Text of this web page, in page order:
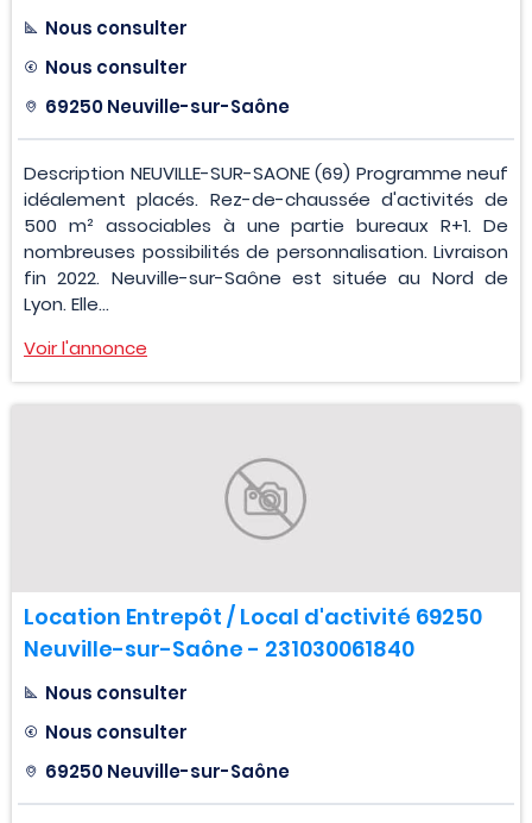
Nous consulter
Nous consulter
69250 Neuville-sur-Saône
Description NEUVILLE-SUR-SAONE (69) Programme neuf
idéalement placés. Rez-de-chaussée d'activités de
500 m² associables à une partie bureaux R+1. De
nombreuses possibilités de personnalisation. Livraison
fin 2022. Neuville-sur-Saône est située au Nord de
Lyon. Elle...
Voir l'annonce
Location Entrepôt / Local d'activité 69250
Neuville-sur-Saône - 231030061840
Nous consulter
Nous consulter
69250 Neuville-sur-Saône